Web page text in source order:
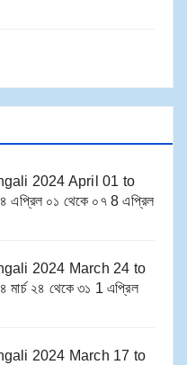
2024 April 01 to
এপ্রিল ০১ থেকে ০৭ 8 এপ্রিল
2024 March 24 to
মার্চ ২৪ থেকে ৩১ 1 এপ্রিল
2024 March 17 to